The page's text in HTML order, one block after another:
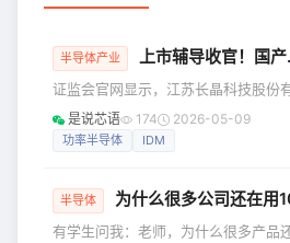
半导体产业 上市辅导收官！国产功率半导体龙头奔赴 IPO
证监会官网显示，江苏长晶科技股份
限公司辅导验收完成。作为连续六年入
选中国半导体功率器件十强的 IDM 厂
阵全面浮出水面。 长晶科技于2018年11
月在南京江北新区成立，并在深圳、上
是说芯语 174 2026-05-09
功率半导体 IDM
半导体 为什么很多公司还在用10年前的
有学生问我：老师，为什么很多产品